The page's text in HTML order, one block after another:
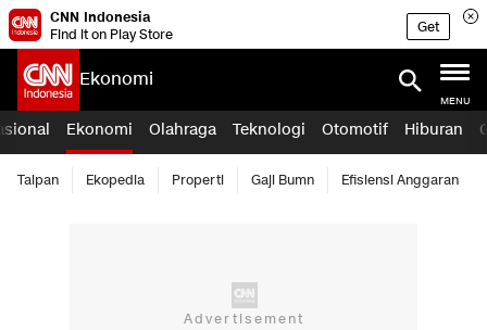
CNN Indonesia
Find it on Play Store
Get
Ekonomi
MENU
Ekonomi Olahraga Teknologi Otomotif Hiburan
Taipan Ekopedia Properti Gaji Bumn Efisiensi Anggaran